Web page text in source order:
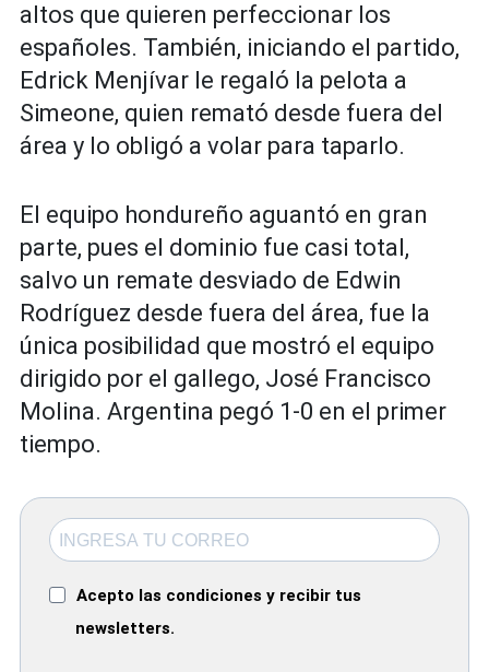
altos que quieren perfeccionar los
españoles. También, iniciando el partido,
Edrick Menjívar le regaló la pelota a
Simeone, quien remató desde fuera del
área y lo obligó a volar para taparlo.
El equipo hondureño aguantó en gran
parte, pues el dominio fue casi total,
salvo un remate desviado de Edwin
Rodríguez desde fuera del área, fue la
única posibilidad que mostró el equipo
dirigido por el gallego, José Francisco
Molina. Argentina pegó 1-0 en el primer
tiempo.
Acepto las condiciones y recibir tus
newsletters.